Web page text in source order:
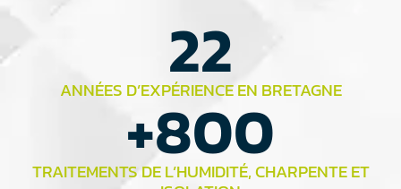
ANNÉES D’EXPÉRIENCE EN BRETAGNE
22
TRAITEMENTS DE L’HUMIDITÉ, CHARPENTE ET
+800